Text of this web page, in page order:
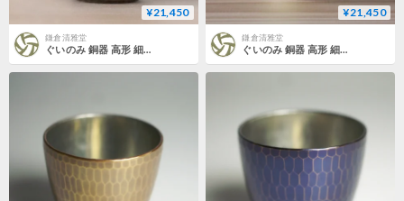
¥21,450
鎌倉清雅堂
ぐいのみ 銅器 高形 細鎚目 茶鼠色 内錫 手作り 酒器【日本酒】】【プレゼント】【御祝記念品】【逸品ギフト】 冷酒 盃 工芸品 鍛造 おしゃれ 日本製
¥21,450
鎌倉清雅堂